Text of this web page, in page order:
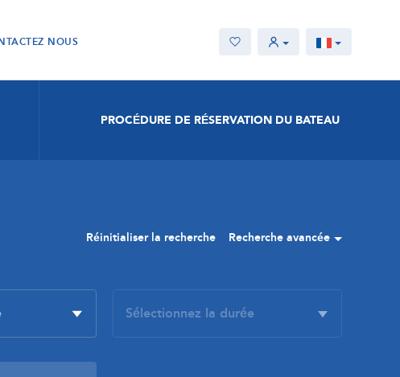
NOUS
PROCÉDURE DE RÉSERVATION DU BATEAU
Réinitialiser la recherche Recherche avancée